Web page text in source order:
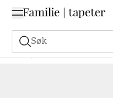
Søk
Tapeter Merke Scandza